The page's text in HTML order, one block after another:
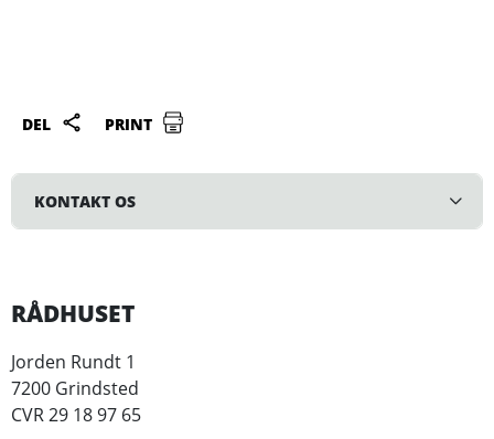
DEL PRINT
KONTAKT OS
RÅDHUSET
Jorden Rundt 1
7200 Grindsted
CVR 29 18 97 65